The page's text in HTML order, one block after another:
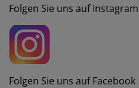
Folgen Sie uns auf Instagram
Folgen Sie uns auf Facebook